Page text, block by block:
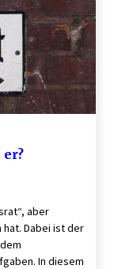
Faktoren
Maschinen,
Aufgaben,
zur WEG-
aber
Dabei ist der
In diesem